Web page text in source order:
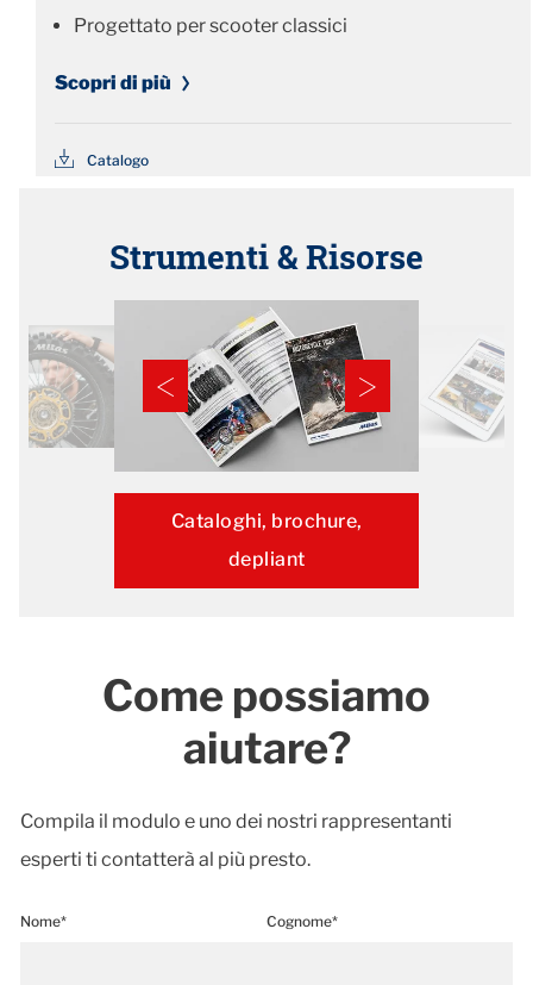
Progettato per scooter classici
Scopri di più
Catalogo
Strumenti & Risorse
Cataloghi, brochure,
depliant
Come possiamo
aiutare?
Compila il modulo e uno dei nostri rappresentanti
esperti ti contatterà al più presto.
Nome* Cognome*